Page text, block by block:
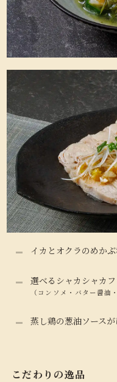
イカとオクラのめか
選べるシャカシャカ
（コンソメ・バター醤油
蒸し鶏の葱油ソースが
こだわりの逸品